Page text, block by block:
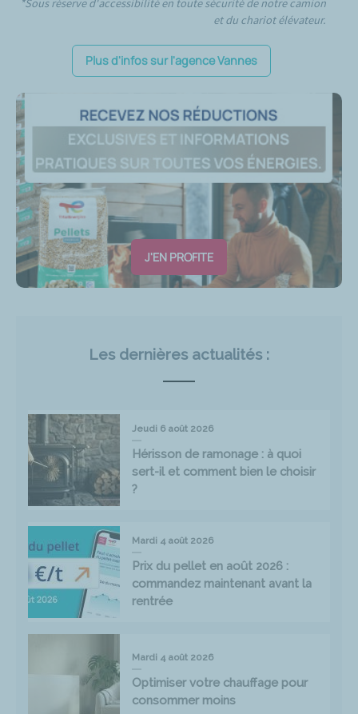
*Sous réserve d'accessibilité en toute sécurité de notre camion
et du chariot élévateur.
Plus d'infos sur l'agence Vannes
J'EN PROFITE
Les dernières actualités :
Jeudi 6 août 2026
Hérisson de ramonage : à quoi
sert-il et comment bien le choisir
?
Mardi 4 août 2026
Prix du pellet en août 2026 :
commandez maintenant avant la
rentrée
Mardi 4 août 2026
Optimiser votre chauffage pour
consommer moins